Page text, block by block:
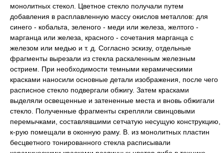
монолитных стекол. Цветное стекло получали путем
добавления в расплавленную массу окислов металлов: для
синего - кобальта, зеленого - меди или железа, желтого -
марганца или железа, красного - сочетания марганца с
железом или медью и т. д. Согласно эскизу, отдельные
фрагменты вырезали из стекла раскаленным железным
острием. При необходимости темными керамическими
красками наносили основные детали изображения, после чего
расписное стекло подвергали обжигу. Затем красками
выделяли освещенные и затененные места и вновь обжигали
стекло. Полученные фрагменты скрепляли свинцовыми
перемычками, составлявшими сетчатую несущую конструкцию,
к-рую помещали в оконную раму. В. из монолитных пластин
бесцветного тонированного стекла расписывали